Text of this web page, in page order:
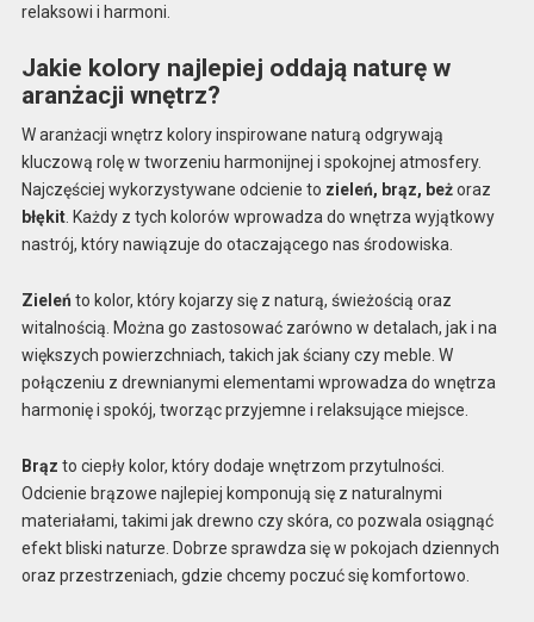
relaksowi i harmoni.
Jakie kolory najlepiej oddają naturę w
aranżacji wnętrz?
W aranżacji wnętrz kolory inspirowane naturą odgrywają
kluczową rolę w tworzeniu harmonijnej i spokojnej atmosfery.
Najczęściej wykorzystywane odcienie to zieleń, brąz, beżoraz
błękit. Każdy z tych kolorów wprowadza do wnętrza wyjątkowy
nastrój, który nawiązuje do otaczającego nas środowiska.
Zieleń to kolor, który kojarzy się z naturą, świeżością oraz
witalnością. Można go zastosować zarówno w detalach, jak i na
większych powierzchniach, takich jak ściany czy meble. W
połączeniu z drewnianymi elementami wprowadza do wnętrza
harmonię i spokój, tworząc przyjemne i relaksujące miejsce.
Brąz to ciepły kolor, który dodaje wnętrzom przytulności.
Odcienie brązowe najlepiej komponują się z naturalnymi
materiałami, takimi jak drewno czy skóra, co pozwala osiągnąć
efekt bliski naturze. Dobrze sprawdza się w pokojach dziennych
oraz przestrzeniach, gdzie chcemy poczuć się komfortowo.